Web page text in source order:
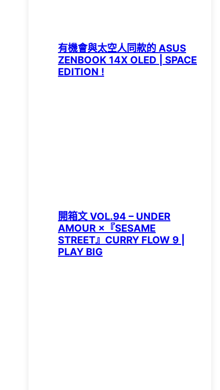
有機會與太空人同款的 ASUS
ZENBOOK 14X OLED | SPACE
EDITION !
開箱文 VOL.94 – UNDER
AMOUR ×『SESAME
STREET』CURRY FLOW 9 |
PLAY BIG